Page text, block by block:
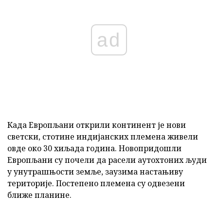
ad
Када Европљани открили континент је нови
светски, стотине индијанских племена живели
овде око 30 хиљада година. Новопридошли
Европљани су почели да расели аутохтоних људи
у унутрашњости земље, заузима настањиву
територије. Постепено племена су одвезени
ближе планине.